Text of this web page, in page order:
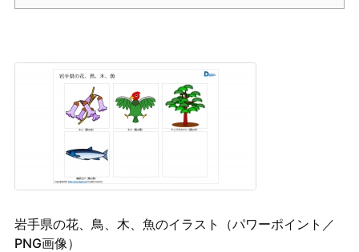
岩手県の花、鳥、木、魚のイラスト（パワーポイント／
PNG画像）